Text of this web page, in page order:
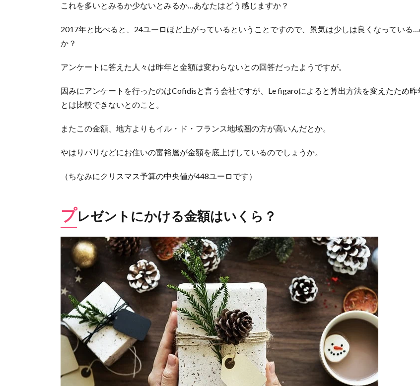
通費
4.
クリ
スの
予
決ま
りま
か？
これを多いとみるか少ないとみるか…あなたはどう感じますか？
2017年と比べると、24ユーロほど上がっているということですので、景気は少しは良くなっている
か？
アンケートに答えた人々は昨年と金額は変わらないとの回答だったようですが。
因みにアンケートを行ったのはCofidisと言う会社ですが、Le figaroによると算出方法を変えたため昨
とは比較できないとのこと。
またこの金額、地方よりもイル・ド・フランス地域圏の方が高いんだとか。
やはりパリなどにお住いの富裕層が金額を底上げしているのでしょうか。
（ちなみにクリスマス予算の中央値が448ユーロです）
プレゼントにかける金額はいくら？